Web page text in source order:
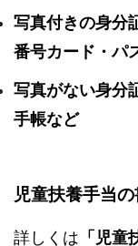
写真付きの身分
番号カード・パ
写真がない身分
手帳など
児童扶養手当
詳しくは 「児童